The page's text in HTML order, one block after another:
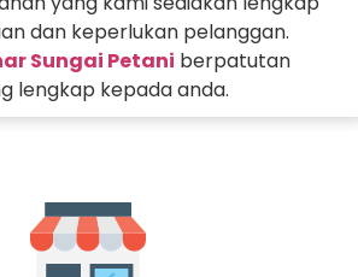
dan keperlukan pelanggan.
Sungai Petani berpatutan
lengkap kepada anda.